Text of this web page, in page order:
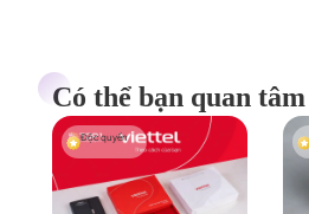
Có thể bạn quan tâm
Độc quyền